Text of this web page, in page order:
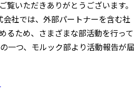
覧いただきありがとうございます。
会社では、外部パートナーを含む社
るため、さまざまな部活動を行って
一つ、モルック部より活動報告が届